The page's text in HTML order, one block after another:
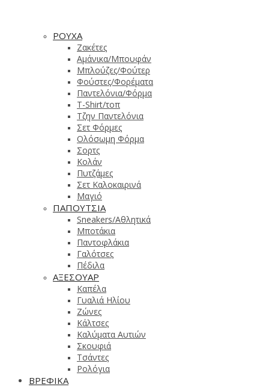
ΡΟΥΧΑ
Ζακέτες
Αμάνικα/Μπουφάν
Μπλούζες/Φούτερ
Φούστες/Φορέματα
Παντελόνια/Φόρμα
T-Shirt/τοπ
Τζην Παντελόνια
Σετ Φόρμες
Ολόσωμη Φόρμα
Σορτς
Κολάν
Πυτζάμες
Σετ Καλοκαιρινά
Μαγιό
ΠΑΠΟΥΤΣΙΑ
Sneakers/Αθλητικά
Μποτάκια
Παντοφλάκια
Γαλότσες
Πέδιλα
ΑΞΕΣΟΥΑΡ
Καπέλα
Γυαλιά Ηλίου
Ζώνες
Κάλτσες
Καλύματα Αυτιών
Σκουφιά
Τσάντες
Ρολόγια
ΒΡΕΦΙΚΑ